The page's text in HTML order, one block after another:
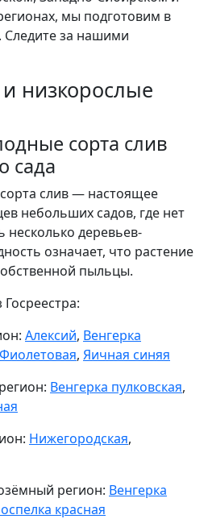
мы подготовим в
Следите за нашими
низкорослые
сорта слив
сада
слив — настоящее
небольших садов, где нет
несколько деревьев-
означает, что растение
пыльцы.
Алексий, Венгерка
Фиолетовая, Яичная синяя
Венгерка пулковская,
Нижегородская,
регион: Венгерка
красная